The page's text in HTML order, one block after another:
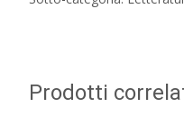
Prodotti